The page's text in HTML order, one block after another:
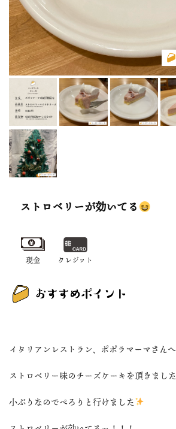
ストロベリーが効いてる
現金 クレジット
イタリアンレストラン、ポポラマーマさんへ
ストロベリー味のチーズケーキを頂きました
小ぶりなのでぺろりと行けました